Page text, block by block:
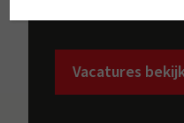
Vacatures